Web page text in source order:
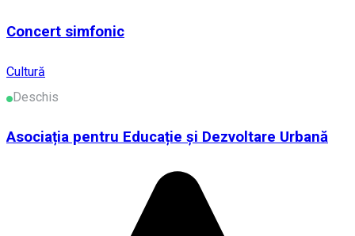
Concert simfonic
Cultură
Deschis
Asociația pentru Educație și Dezvoltare Urbană